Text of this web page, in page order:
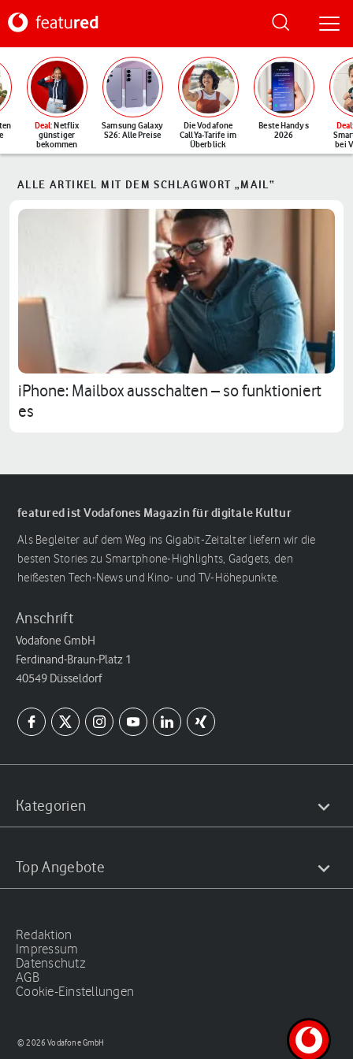
Deal: Netflix
günstiger
bekommen
Samsung Galaxy
S26: Alle Preise
Die Vodafone
CallYa-Tarife im
Überblick
Beste Handys
2026
Deal
bei
ALLE ARTIKEL MIT DEM SCHLAGWORT „MAIL“
iPhone: Mailbox ausschalten – so funktioniert
es
featured ist Vodafones Magazin für digitale Kultur
Als Begleiter auf dem Weg ins Gigabit-Zeitalter liefern wir die
besten Stories zu Smartphone-Highlights, Gadgets, den
heißesten Tech-News und Kino- und TV-Höhepunkte.
Anschrift
Vodafone GmbH
Ferdinand-Braun-Platz 1
40549 Düsseldorf
Kategorien
Top Angebote
Redaktion
Impressum
Datenschutz
AGB
Cookie-Einstellungen
© 2026 Vodafone GmbH